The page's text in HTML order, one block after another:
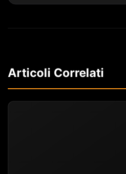
Articoli Correlati